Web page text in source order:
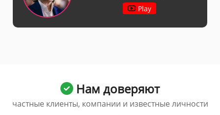
Play
Нам доверяют
частные клиенты, компании и известные личности